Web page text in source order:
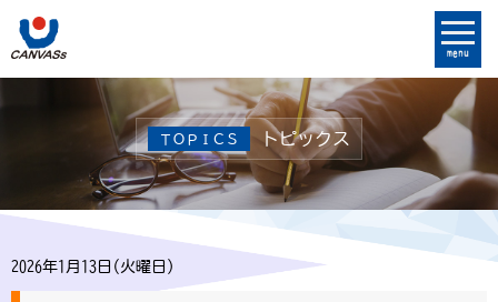
menu
ＴＯＰＩＣＳ トピックス
2026年1月13日(火曜日)